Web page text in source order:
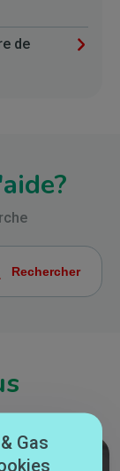
de
Gas